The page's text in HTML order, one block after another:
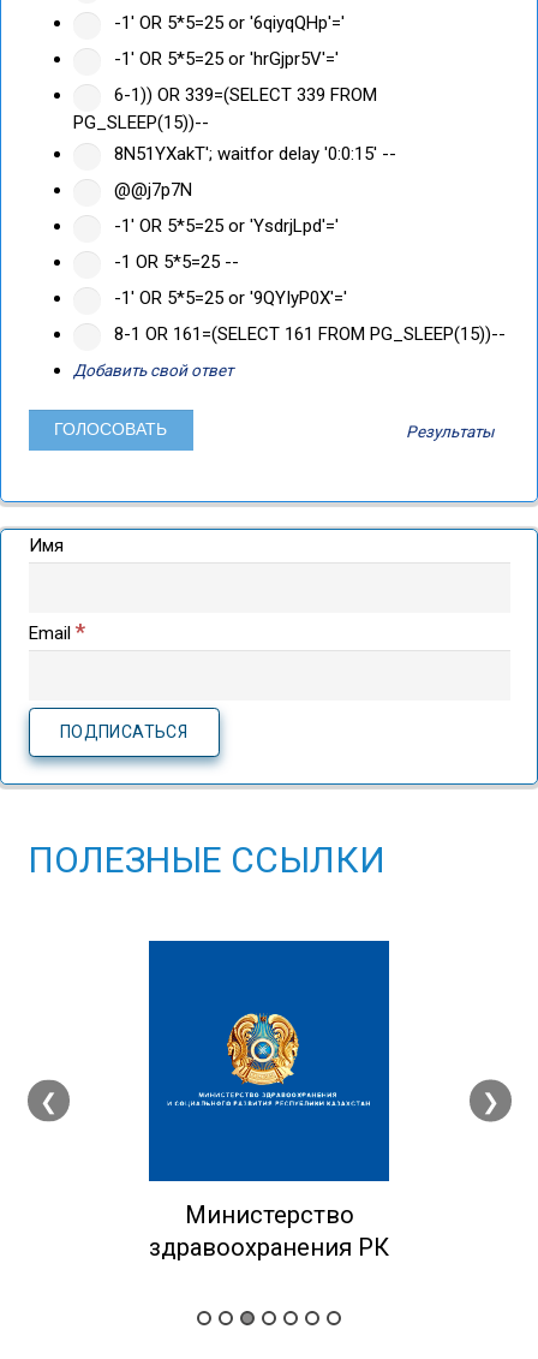
-1' OR 5*5=25 or '6qiyqQHp'='
-1' OR 5*5=25 or 'hrGjpr5V'='
6-1)) OR 339=(SELECT 339 FROM
PG_SLEEP(15))--
8N51YXakT'; waitfor delay '0:0:15' --
@@j7p7N
-1' OR 5*5=25 or 'YsdrjLpd'='
-1 OR 5*5=25 --
-1' OR 5*5=25 or '9QYIyP0X'='
8-1 OR 161=(SELECT 161 FROM PG_SLEEP(15))--
Добавить свой ответ
Результаты
Имя
Email *
ПОЛЕЗНЫЕ ССЫЛКИ
❮
Министерство
здравоохранения РК
❯